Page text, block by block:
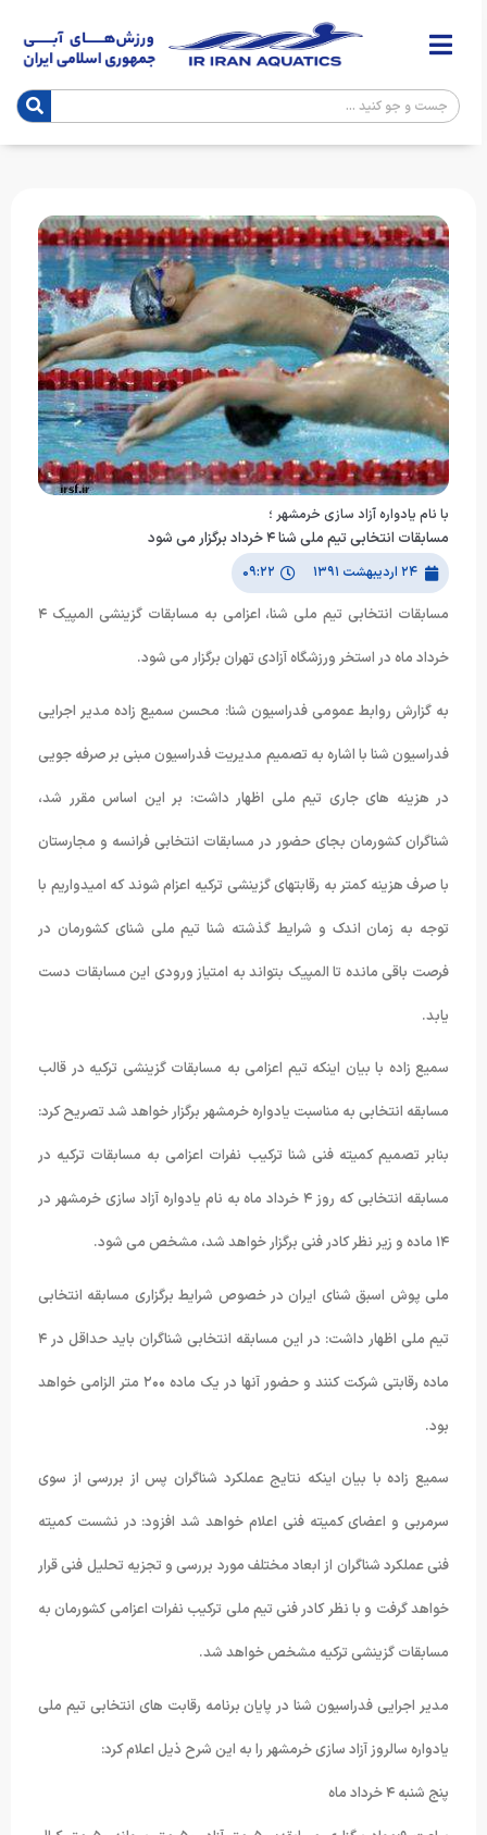
با نام یادواره آزاد سازی خرمشهر ؛
مسابقات انتخابی تیم ملی شنا ۴ خرداد برگزار می شود
۲۴ اردیبهشت ۱۳۹۱ ۰۹:۲۲
مسابقات انتخابی تیم ملی شنا، اعزامی به مسابقات گزینشی المپیک ۴
خرداد ماه در استخر ورزشگاه آزادی تهران برگزار می شود.
به گزارش روابط عمومی فدراسیون شنا: محسن سمیع زاده مدیر اجرایی
فدراسیون شنا با اشاره به تصمیم مدیریت فدراسیون مبنی بر صرفه جویی
در هزینه های جاری تیم ملی اظهار داشت: بر این اساس مقرر شد،
شناگران کشورمان بجای حضور در مسابقات انتخابی فرانسه و مجارستان
با صرف هزینه کمتر به رقابتهای گزینشی ترکیه اعزام شوند که امیدواریم با
توجه به زمان اندک و شرایط گذشته شنا تیم ملی شنای کشورمان در
فرصت باقی مانده تا المپیک بتواند به امتیاز ورودی این مسابقات دست
یابد.
سمیع زاده با بیان اینکه تیم اعزامی به مسابقات گزینشی ترکیه در قالب
مسابقه انتخابی به مناسبت یادواره خرمشهر برگزار خواهد شد تصریح کرد:
بنابر تصمیم کمیته فنی شنا ترکیب نفرات اعزامی به مسابقات ترکیه در
مسابقه انتخابی که روز ۴ خرداد ماه به نام یادواره آزاد سازی خرمشهر در
١۴ ماده و زیر نظر کادر فنی برگزار خواهد شد، مشخص می شود.
ملی پوش اسبق شنای ایران در خصوص شرایط برگزاری مسابقه انتخابی
تیم ملی اظهار داشت: در این مسابقه انتخابی شناگران باید حداقل در ۴
ماده رقابتی شرکت کنند و حضور آنها در یک ماده ٢۰۰ متر الزامی خواهد
بود.
سمیع زاده با بیان اینکه نتایج عملکرد شناگران پس از بررسی از سوی
سرمربی و اعضای کمیته فنی اعلام خواهد شد افزود: در نشست کمیته
فنی عملکرد شناگران از ابعاد مختلف مورد بررسی و تجزیه تحلیل فنی قرار
خواهد گرفت و با نظر کادر فنی تیم ملی ترکیب نفرات اعزامی کشورمان به
مسابقات گزینشی ترکیه مشخص خواهد شد.
مدیر اجرایی فدراسیون شنا در پایان برنامه رقابت های انتخابی تیم ملی
یادواره سالروز آزاد سازی خرمشهر را به این شرح ذیل اعلام کرد:
پنج شنبه ۴ خرداد ماه